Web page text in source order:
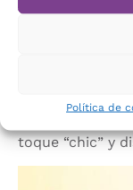
Política de
Escandell es el
comercio
artículos de
decoración
toque “chic” y